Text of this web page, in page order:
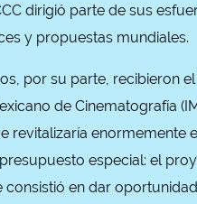
dirigió parte de sus
y propuestas mundiales.
por su parte, recibieron
de Cinematografía
revitalizaría enormemente
especial: el
consistió en dar